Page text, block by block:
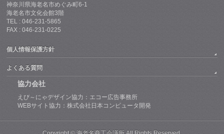
神奈川県海老名市めぐみ町6-1
海老名市文化会館3階
TEL : 046-231-5865
FAX : 046-231-0225
個人情報保護方針
よくある質問
協力会社
えび～にゃデザイン協力：エコー広告事務所
WEBサイト協力：株式会社日本コンピュータ開発